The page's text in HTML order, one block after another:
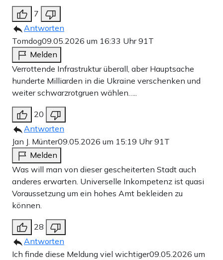
7
Antworten
Tomdog09.05.2026 um 16:33 Uhr91T
Melden
Verrottende Infrastruktur überall, aber Hauptsache
hunderte Milliarden in die Ukraine verschenken und
weiter schwarzrotgruen wählen…..
20
Antworten
Jan J. Münter09.05.2026 um 15:19 Uhr91T
Melden
Was will man von dieser gescheiterten Stadt auch
anderes erwarten. Universelle Inkompetenz ist quasi
Voraussetzung um ein hohes Amt bekleiden zu
können.
28
Antworten
Ich finde diese Meldung viel wichtiger09.05.2026 um